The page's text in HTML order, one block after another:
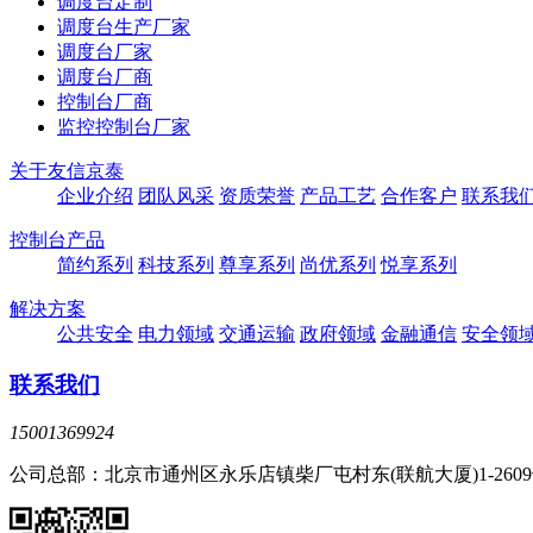
调度台生产厂家
调度台厂家
调度台厂商
控制台厂商
监控控制台厂家
关于友信京泰
企业介绍 团队风采 资质荣誉 产品工艺 合作客户 联系我
控制台产品
简约系列 科技系列 尊享系列 尚优系列 悦享系列
解决方案
公共安全 电力领域 交通运输 政府领域 金融通信 安全领
联系我们
15001369924
公司总部：北京市通州区永乐店镇柴厂屯村东(联航大厦)1-